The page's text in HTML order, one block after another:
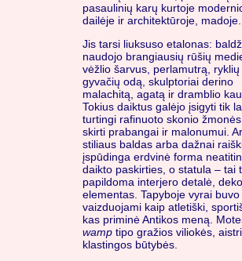
pasaulinių karų kurtoje
dailėje ir architektūroje, madoje.
Jis tarsi liuksuso etalonas:
naudojo brangiausių rūšių
vėžlio šarvus, perlamutrą, ryklių
gyvačių odą, skulptoriai derino
malachitą, agatą ir dramblio
Tokius daiktus galėjo įsigyti tik
turtingi rafinuoto skonio
skirti prabangai ir malonumui.
stiliaus baldas arba dažnai
įspūdinga erdvinė forma
daikto paskirties, o statula – tai
papildoma interjero detalė,
elementas. Tapyboje vyrai buvo
vaizduojami kaip atletiški,
kas priminė Antikos meną.
wamp tipo gražios viliokės,
klastingos būtybės.